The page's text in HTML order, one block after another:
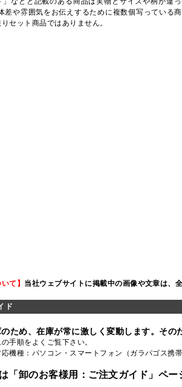
差や雰囲気をお伝えするために複数個写っている
セット商品ではありません。
て】 当社ウェブサイトに掲載中の画像や文章は、
ガイド
ため、在庫が常に激しく変動します。その
手順をよくご覧下さい。
機種：パソコン・スマートフォン（ガラパゴス携
「卸のお客様用：ご注文ガイド」ペー